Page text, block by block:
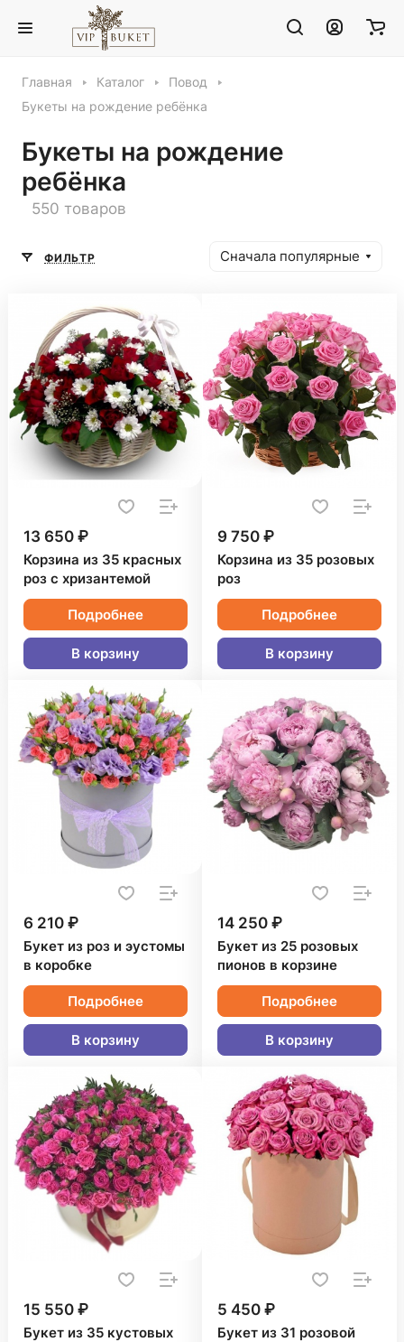
Главная Каталог
Повод
Букеты на рождение ребёнка
Букеты на рождение
ребёнка
550 товаров
ФИЛЬТР Сначала популярные
13 650 ₽
Корзина из 35 красных
роз с хризантемой
Подробнее
В корзину
9 750 ₽
Корзина из 35 розовых
роз
Подробнее
В корзину
6 210 ₽
Букет из роз и эустомы
в коробке
Подробнее
В корзину
14 250 ₽
Букет из 25 розовых
пионов в корзине
Подробнее
В корзину
15 550 ₽
Букет из 35 кустовых
5 450 ₽
Букет из 31 розовой